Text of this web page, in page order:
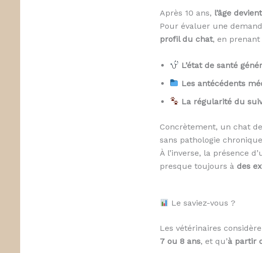
Après 10 ans, l’âge
Pour évaluer une
profil du chat, en
L’état de santé
Les antécédents
La régularité du
Concrètement, un chat
sans pathologie
À l’inverse, la présence
presque toujours à des
Le saviez-vous ?
Les vétérinaires
7 ou 8 ans, et qu’à partir